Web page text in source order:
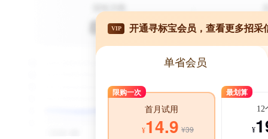
VIP 开通寻标宝会员，查看更多招采
单省会员
限购一次
首月试用
¥14.9 ¥39
最划算
12
¥